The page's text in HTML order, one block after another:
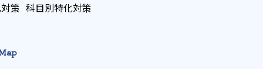
策 科目別特化対策